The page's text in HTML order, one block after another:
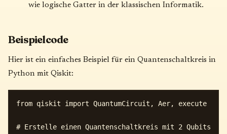
wie logische Gatter in der klassischen Informatik.
Beispielcode
Hier ist ein einfaches Beispiel für ein Quantenschaltkreis in
Python mit Qiskit:
from qiskit import QuantumCircuit, Aer, execute
# Erstelle einen Quantenschaltkreis mit 2 Qubits